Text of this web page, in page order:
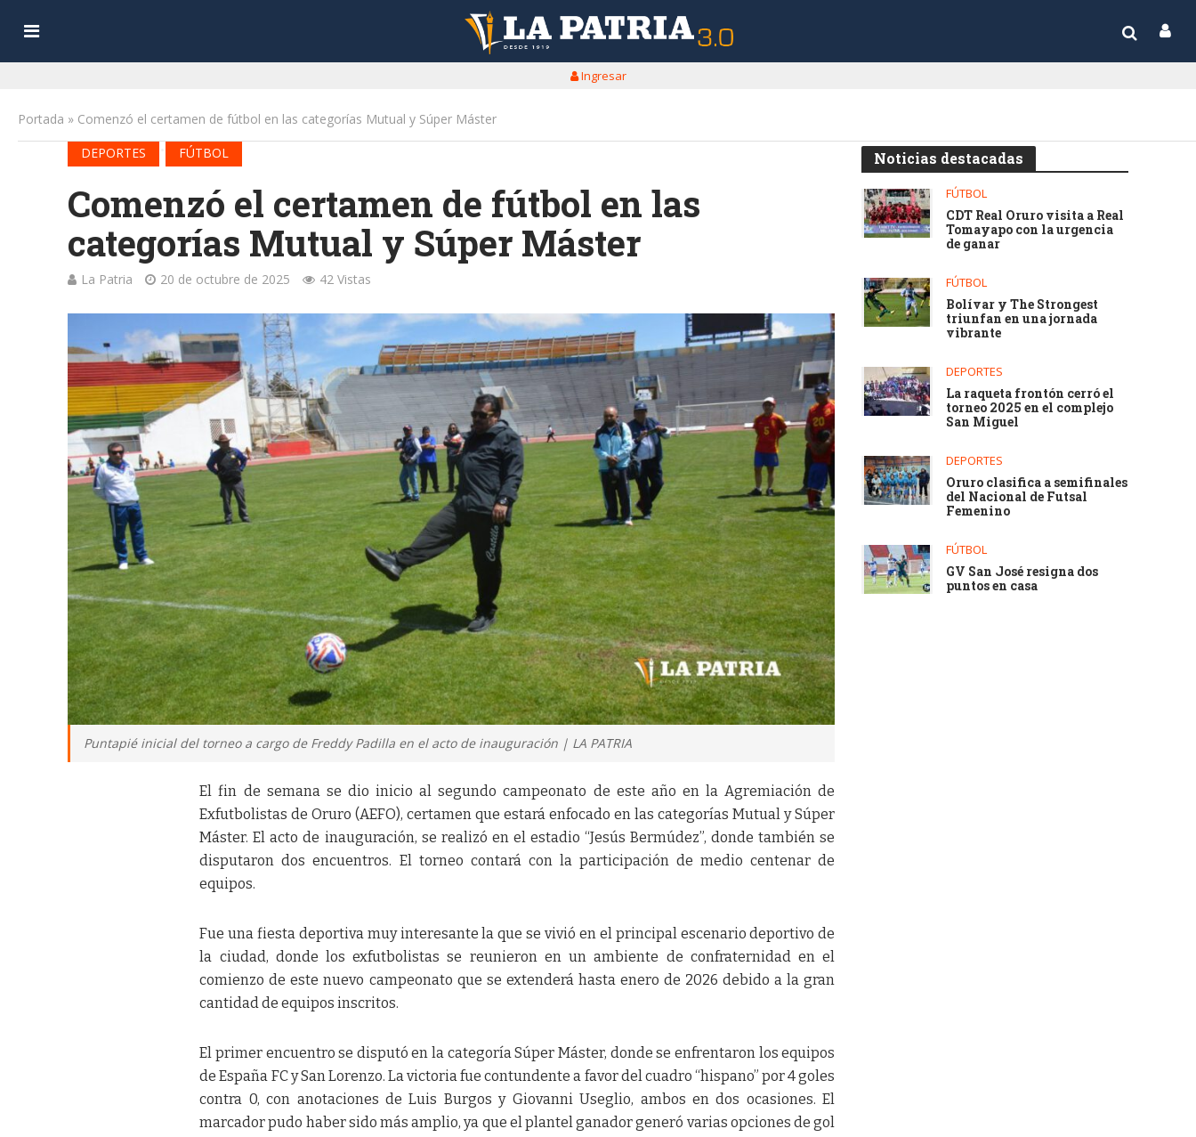
Ingresar
Portada » Comenzó el certamen de fútbol en las categorías Mutual y Súper Máster
DEPORTES
FÚTBOL
Comenzó el certamen de fútbol en las
categorías Mutual y Súper Máster
La Patria 20 de octubre de 2025 42 Vistas
Puntapié inicial del torneo a cargo de Freddy Padilla en el acto de inauguración | LA PATRIA
El fin de semana se dio inicio al segundo campeonato de este año en la Agremiación de
Exfutbolistas de Oruro (AEFO), certamen que estará enfocado en las categorías Mutual y Súper
Máster. El acto de inauguración, se realizó en el estadio “Jesús Bermúdez”, donde también se
disputaron dos encuentros. El torneo contará con la participación de medio centenar de
equipos.
Fue una fiesta deportiva muy interesante la que se vivió en el principal escenario deportivo de
la ciudad, donde los exfutbolistas se reunieron en un ambiente de confraternidad en el
comienzo de este nuevo campeonato que se extenderá hasta enero de 2026 debido a la gran
cantidad de equipos inscritos.
El primer encuentro se disputó en la categoría Súper Máster, donde se enfrentaron los equipos
de España FC y San Lorenzo. La victoria fue contundente a favor del cuadro “hispano” por 4 goles
contra 0, con anotaciones de Luis Burgos y Giovanni Useglio, ambos en dos ocasiones. El
marcador pudo haber sido más amplio, ya que el plantel ganador generó varias opciones de gol
Noticias destacadas
FÚTBOL
CDT Real Oruro visita a Real
Tomayapo con la urgencia
de ganar
FÚTBOL
Bolívar y The Strongest
triunfan en una jornada
vibrante
DEPORTES
La raqueta frontón cerró el
torneo 2025 en el complejo
San Miguel
DEPORTES
Oruro clasifica a semifinales
del Nacional de Futsal
Femenino
FÚTBOL
GV San José resigna dos
puntos en casa